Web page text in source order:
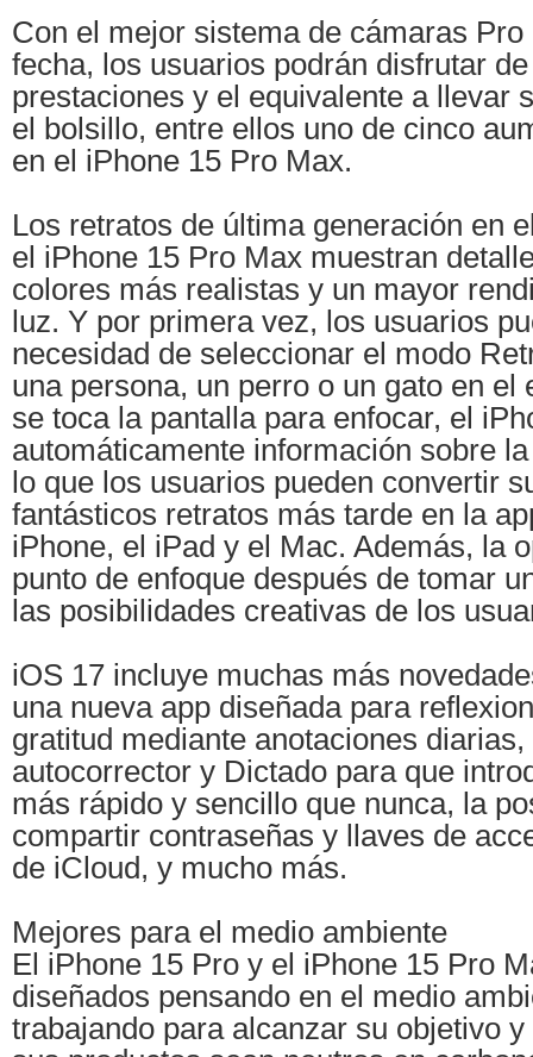
Con el mejor sistema de cámaras Pro
fecha, los usuarios podrán disfrutar
prestaciones y el equivalente a llevar
el bolsillo, entre ellos uno de cinco
en el iPhone 15 Pro Max.
Los retratos de última generación en
el iPhone 15 Pro Max muestran
colores más realistas y un mayor
luz. Y por primera vez, los usuarios
necesidad de seleccionar el modo
una persona, un perro o un gato en el
se toca la pantalla para enfocar, el
automáticamente información sobre
lo que los usuarios pueden convertir
fantásticos retratos más tarde en la
iPhone, el iPad y el Mac. Además, la
punto de enfoque después de tomar
las posibilidades creativas de los
iOS 17 incluye muchas más
una nueva app diseñada para
gratitud mediante anotaciones
autocorrector y Dictado para que
más rápido y sencillo que nunca, la
compartir contraseñas y llaves de
de iCloud, y mucho más.
Mejores para el medio ambiente
El iPhone 15 Pro y el iPhone 15 Pro
diseñados pensando en el medio
trabajando para alcanzar su objetivo